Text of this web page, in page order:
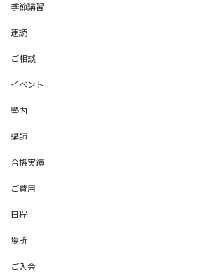
季節講習
速読
ご相談
イベント
塾内
講師
合格実績
ご費用
日程
場所
ご入会